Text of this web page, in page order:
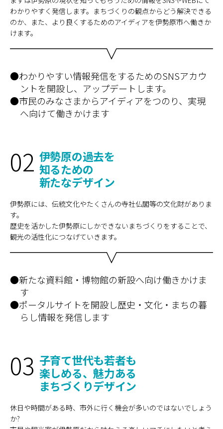
わかりやすく発信します。まちづくりの観点からどう解決できる
のか、また、より良くするためのアイディアを伊勢原市へ働きか
けます。
●わかりやすい情報発信をするためのSNSアカウ
ントを開設し、アップデートします。
●市民のみなさまからアイディアをつのり、実現
へ向けて働きかけます
02 伊勢原の過去を
知るための
新たなデザイン
伊勢原には、伝統文化やたくさんの寺社仏閣等の文化財がありま
す。
歴史を活かした伊勢原にしかできないまちづくりをすることで、
観光の活性化につなげていきます。
●新たな資料館・博物館の新設へ向け働きかけま
す
●ポータルサイトを開設し歴史・文化・まちの暮
らし情報を発信します
03 子育て世代も若者も
楽しめる、魅力ある
まちづくりデザイン
休日や時間がある時、市外に行く機会が多いのではないでしょう
か?